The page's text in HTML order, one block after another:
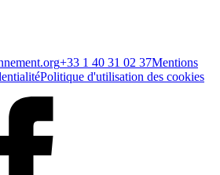
+33 1 40 31 02 37Mentions
Politique d'utilisation des cookies